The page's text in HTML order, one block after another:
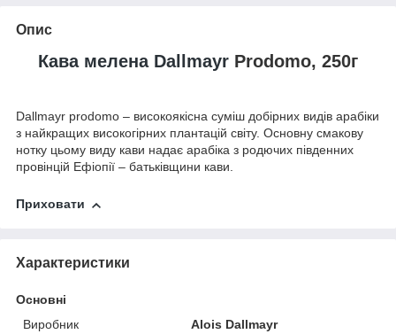
Опис
Кава мелена Dallmayr Prodomo, 250г
Dallmayr prodomo – високоякісна суміш добірних видів арабіки
з найкращих високогірних плантацій світу. Основну смакову
нотку цьому виду кави надає арабіка з родючих південних
провінцій Ефіопії – батьківщини кави.
Приховати
Характеристики
Основні
Виробник
Alois Dallmayr